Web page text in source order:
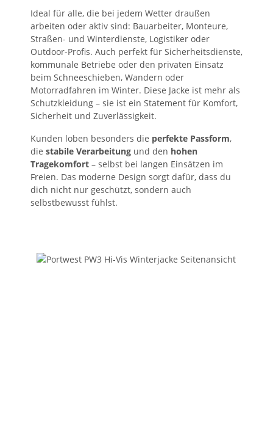
Ideal für alle, die bei jedem Wetter draußen
arbeiten oder aktiv sind: Bauarbeiter, Monteure,
Straßen- und Winterdienste, Logistiker oder
Outdoor-Profis. Auch perfekt für Sicherheitsdienste,
kommunale Betriebe oder den privaten Einsatz
beim Schneeschieben, Wandern oder
Motorradfahren im Winter. Diese Jacke ist mehr als
Schutzkleidung – sie ist ein Statement für Komfort,
Sicherheit und Zuverlässigkeit.
Kunden loben besonders die perfekte Passform,
die stabile Verarbeitung und den hohen
Tragekomfort – selbst bei langen Einsätzen im
Freien. Das moderne Design sorgt dafür, dass du
dich nicht nur geschützt, sondern auch
selbstbewusst fühlst.